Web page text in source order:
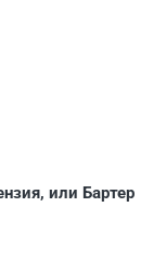
или Бартер